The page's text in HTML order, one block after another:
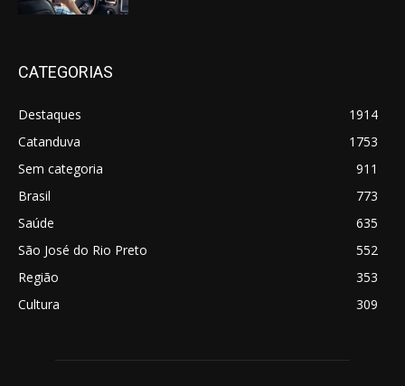
CATEGORIAS
Destaques
1914
Catanduva
1753
Sem categoria
911
Brasil
773
Saúde
635
São José do Rio Preto
552
Região
353
Cultura
309